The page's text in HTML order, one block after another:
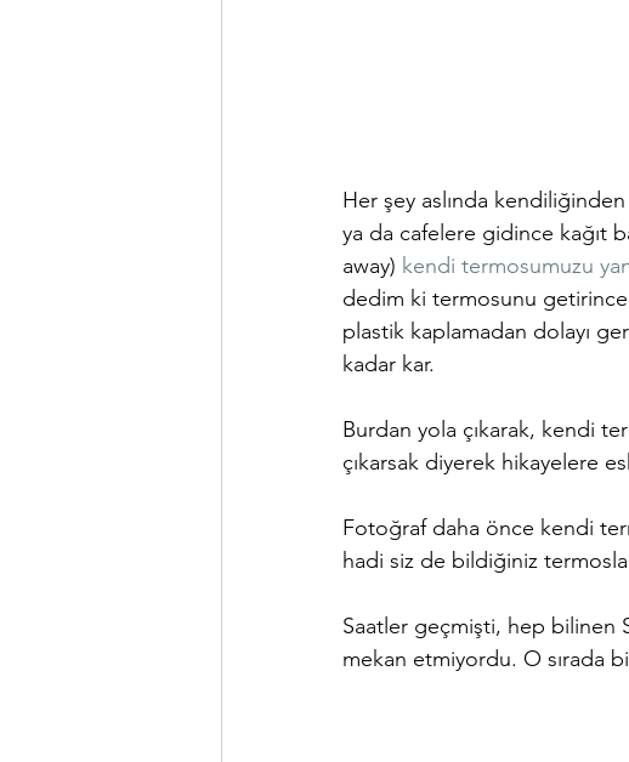
Her şey aslında
ya da cafelere gidince kağıt
away) kendi termosumuzu
dedim ki termosunu
plastik kaplamadan dolayı
kadar kar.
Burdan yola çıkarak, kendi
çıkarsak diyerek hikayelere
Fotoğraf daha önce kendi
hadi siz de bildiğiniz
Saatler geçmişti, hep bilinen
mekan etmiyordu. O sırada